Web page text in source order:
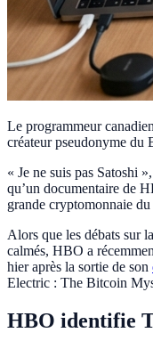
Le programmeur
créateur pseudonyme
« Je ne suis pas Satoshi »,
qu’un documentaire de
grande cryptomonnaie du
Alors que les débats sur
calmés, HBO a
hier après la sortie de son
Electric : The Bitcoin
HBO identifie